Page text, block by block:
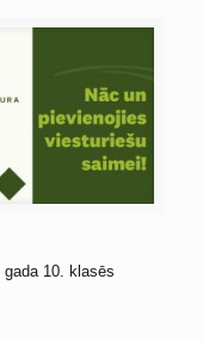
10. klasēs